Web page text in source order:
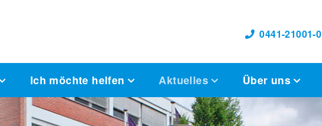
0441-21001-0
Ich möchte helfen Aktuelles Über uns